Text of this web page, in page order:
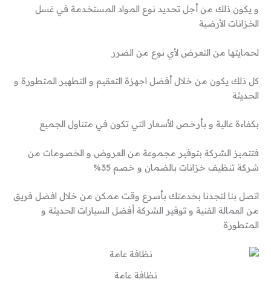
و يكون ذلك من أجل تحديد نوع المواد المستخدمة في غسل
الخزانات الأرضية
لحمايتها من التعرض لأي نوع من الضرر
كل ذلك يكون من خلال أفضل اجهزة التعقيم و التطهير المتطورة و
الحديثة
بكفاءة عالية و بأرخص الأسعار التي تكون في متناول الجميع
فتتميز الشركة بتوفير مجموعة من العروض و الخصومات من
شركة تنظيف خزانات بالضمان و خصم 35%
اتصل بنا لتجدنا بخدمتك بأسرع وقت ممكن من خلال افضل فريق
من العمالة الفنية و توفير الشركة أفضل السيارات الحديثة و
المتطورة
نظافة عامة